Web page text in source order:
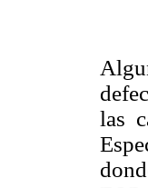
las